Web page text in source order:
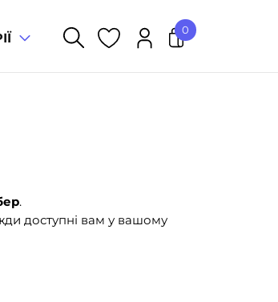
0
У кошику немає товарів.
.
доступні вам у вашому